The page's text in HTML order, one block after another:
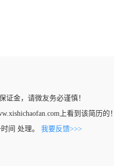
证金，请微友务必谨慎！
上看到该简历的！
间 处理。 我要反馈>>>